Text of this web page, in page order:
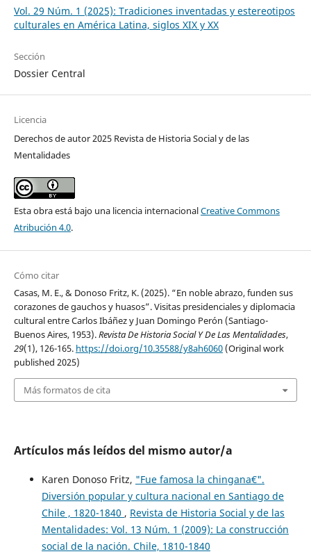
Vol. 29 Núm. 1 (2025): Tradiciones inventadas y estereotipos
culturales en América Latina, siglos XIX y XX
Sección
Dossier Central
Licencia
Derechos de autor 2025 Revista de Historia Social y de las
Mentalidades
Esta obra está bajo una licencia internacionalCreative Commons
Atribución 4.0.
Cómo citar
Casas, M. E., & Donoso Fritz, K. (2025). “En noble abrazo, funden sus
corazones de gauchos y huasos”. Visitas presidenciales y diplomacia
cultural entre Carlos Ibáñez y Juan Domingo Perón (Santiago-
Buenos Aires, 1953).Revista De Historia Social Y De Las Mentalidades,
29(1), 126-165. https://doi.org/10.35588/y8ah6060(Original work
published 2025)
Más formatos de cita
Artículos más leídos del mismo autor/a
Karen Donoso Fritz, "Fue famosa la chingana€".
Diversión popular y cultura nacional en Santiago de
Chile , 1820-1840 , Revista de Historia Social y de las
Mentalidades: Vol. 13 Núm. 1 (2009): La construcción
social de la nación. Chile, 1810-1840